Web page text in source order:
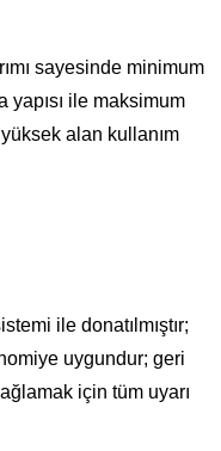
sayesinde minimum
yapısı ile maksimum
alan kullanım
ile donatılmıştır;
uygundur; geri
için tüm uyarı